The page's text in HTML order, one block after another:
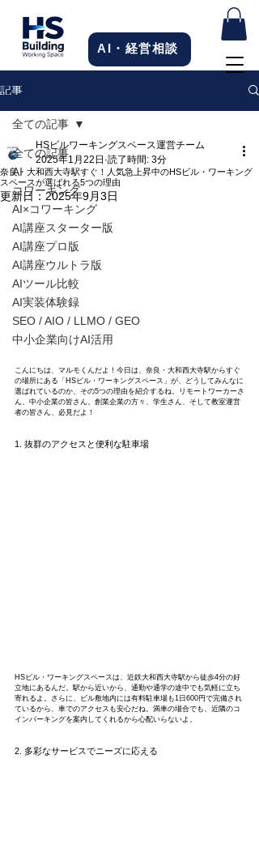
AI・経営相談
記事
全ての記事
AI
コワーキング
AI×コワーキング
AI講座スターター版
AI講座プロ版
AI講座ウルトラ版
AIツール比較
AI実装体験録
SEO / AIO / LLMO / GEO
中小企業向けAI活用
全ての記事
奈良・大和西大寺駅すぐ！人気急上昇中のHSビル・ワーキング
スペースが選ばれる5つの理由
HSビルワーキングスペース運営チーム
2025年1月22日 読了時間: 3分
更新日： 2025年9月3日
こんにちは、マルモくんだよ！今日は、奈良・大和西大寺駅からすぐ
の場所にある「HSビル・ワーキングスペース」が、どうしてみんなに
選ばれているのか、その5つの理由を紹介するね。リモートワーカーさ
ん、中小企業の皆さん、創業企業の方々、学生さん、そして教室運営
者の皆さん、必見だよ！
1. 抜群のアクセスと便利な駐車場
HSビル・ワーキングスペースは、近鉄大和西大寺駅から徒歩4分の好
立地にあるんだ。駅から近いから、通勤や通学の途中でも気軽に立ち
寄れるよ。さらに、ビル敷地内には有料駐車場も1日600円で完備され
ているから、車でのアクセスも安心だね。満車の場合でも、近隣のコ
インパーキングを案内してくれるから心配いらないよ。
2. 多彩なサービスでニーズに応える